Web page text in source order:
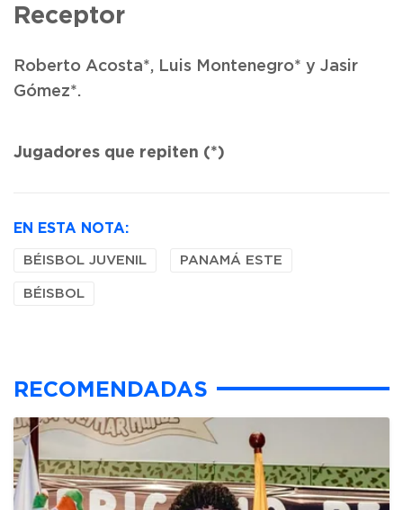
Receptor
Roberto Acosta*, Luis Montenegro* y Jasir
Gómez*.
Jugadores que repiten (*)
EN ESTA NOTA:
BÉISBOL JUVENIL PANAMÁ ESTE
BÉISBOL
RECOMENDADAS